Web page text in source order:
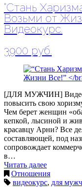
“Стань
Возьми от
Видеокурс.
3900 руб.
[ДЛЯ МУЖЧИН]
повысить свою
Чем берет женщин
кепкой, лысиной и
красавцу Арни? Все
составляющей, под
сопровождает
в…
Читать далее
Отношения
видеокурс, для